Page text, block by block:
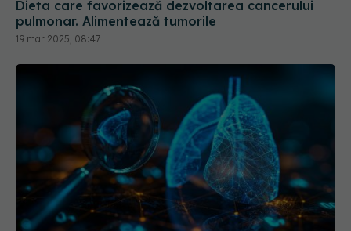
EXCLUSIV
pulmonar. Dr. Beatrice Mahler: Este îngrijorător.
Crește riscul